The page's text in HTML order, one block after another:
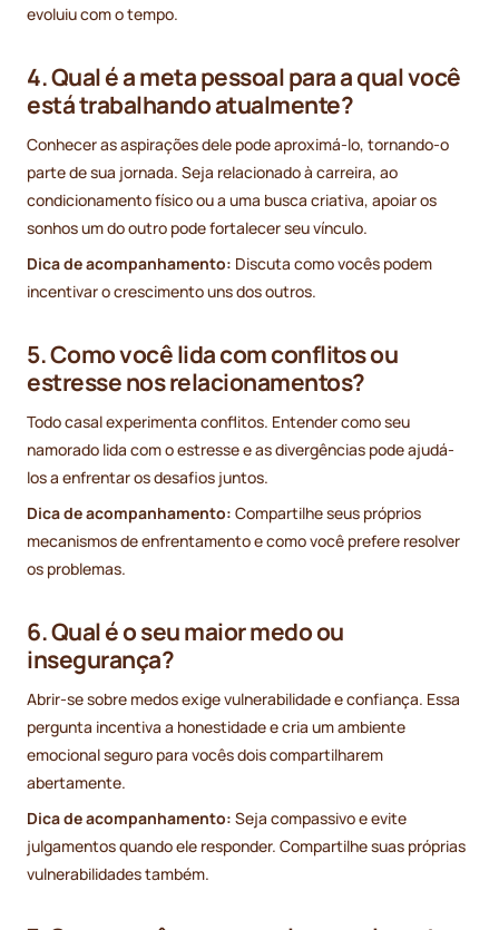
evoluiu com o tempo.
4. Qual é a meta pessoal para a qual você
está trabalhando atualmente?
Conhecer as aspirações dele pode aproximá-lo, tornando-o
parte de sua jornada. Seja relacionado à carreira, ao
condicionamento físico ou a uma busca criativa, apoiar os
sonhos um do outro pode fortalecer seu vínculo.
Dica de acompanhamento: Discuta como vocês podem
incentivar o crescimento uns dos outros.
5. Como você lida com conflitos ou
estresse nos relacionamentos?
Todo casal experimenta conflitos. Entender como seu
namorado lida com o estresse e as divergências pode ajudá-
los a enfrentar os desafios juntos.
Dica de acompanhamento: Compartilhe seus próprios
mecanismos de enfrentamento e como você prefere resolver
os problemas.
6. Qual é o seu maior medo ou
insegurança?
Abrir-se sobre medos exige vulnerabilidade e confiança. Essa
pergunta incentiva a honestidade e cria um ambiente
emocional seguro para vocês dois compartilharem
abertamente.
Dica de acompanhamento: Seja compassivo e evite
julgamentos quando ele responder. Compartilhe suas próprias
vulnerabilidades também.